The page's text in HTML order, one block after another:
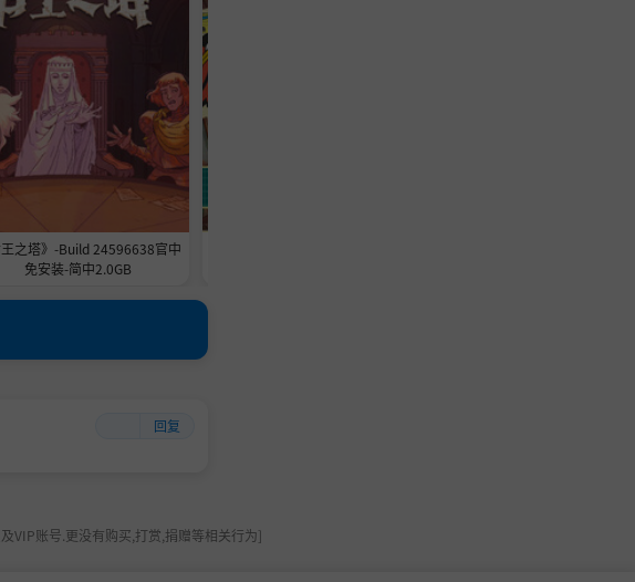
王之塔》-Build 24596638官中
免安装-简中2.0GB
回复
VIP账号.更没有购买,打赏,捐赠等相关行为]